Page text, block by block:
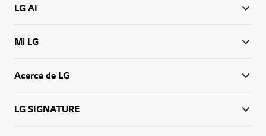
LG AI
Mi LG
Acerca de LG
LG SIGNATURE